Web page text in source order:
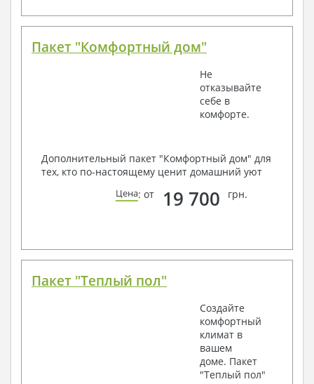
Пакет "Комфортный дом"
Не
отказывайте
себе в
комфорте.
Дополнительный пакет "Комфортный дом" для
тех, кто по-настоящему ценит домашний уют
Цена: от 19 700 грн.
Пакет "Теплый пол"
Создайте
комфортный
климат в
вашем
доме. Пакет
"Теплый пол"